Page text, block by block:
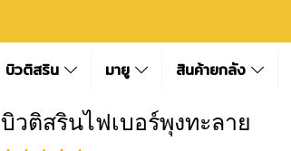
บิวติสริน มายู สินค้ายกลัง
บิวติสรินไฟเบอร์พุงทะลาย